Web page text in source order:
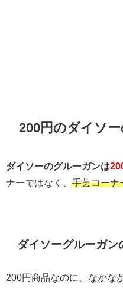
200円のダイソ
ダイソーのグルーガンは
ナーではなく、 手芸コーナ
ダイソーグルーガン
200円商品なのに、なかな